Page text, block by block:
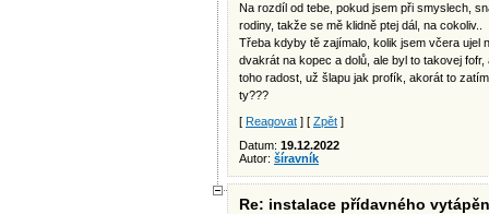
Na rozdíl od tebe, pokud jsem při smyslech,
rodiny, takže se mě klidně ptej dál, na cokoliv..
Třeba kdyby tě zajímalo, kolik jsem včera ujel
dvakrát na kopec a dolů, ale byl to takovej
toho radost, už šlapu jak profík, akorát to
ty???
[ Reagovat ] [ Zpět ]
Datum: 19.12.2022
Autor: šíravník
Re: instalace přídavného